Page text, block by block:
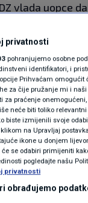
vlada uopce
Oglas
privatnosti
pohranjujemo osobne
identifikatori, i
Prihvaćam omogućit
za čije pružanje mi i
za praćenje
neće biti toliko
biste izmijenili svoje
na Upravljaj
ikone u donjem
se odabiri primijeniti
pogledajte našu
privatnosti
obrađujemo